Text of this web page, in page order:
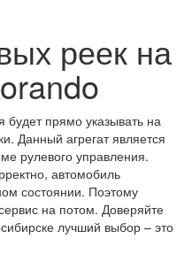
реек на
прямо указывать на
Данный агрегат является
рулевого управления.
автомобиль
состоянии. Поэтому
на потом. Доверяйте
лучший выбор – это